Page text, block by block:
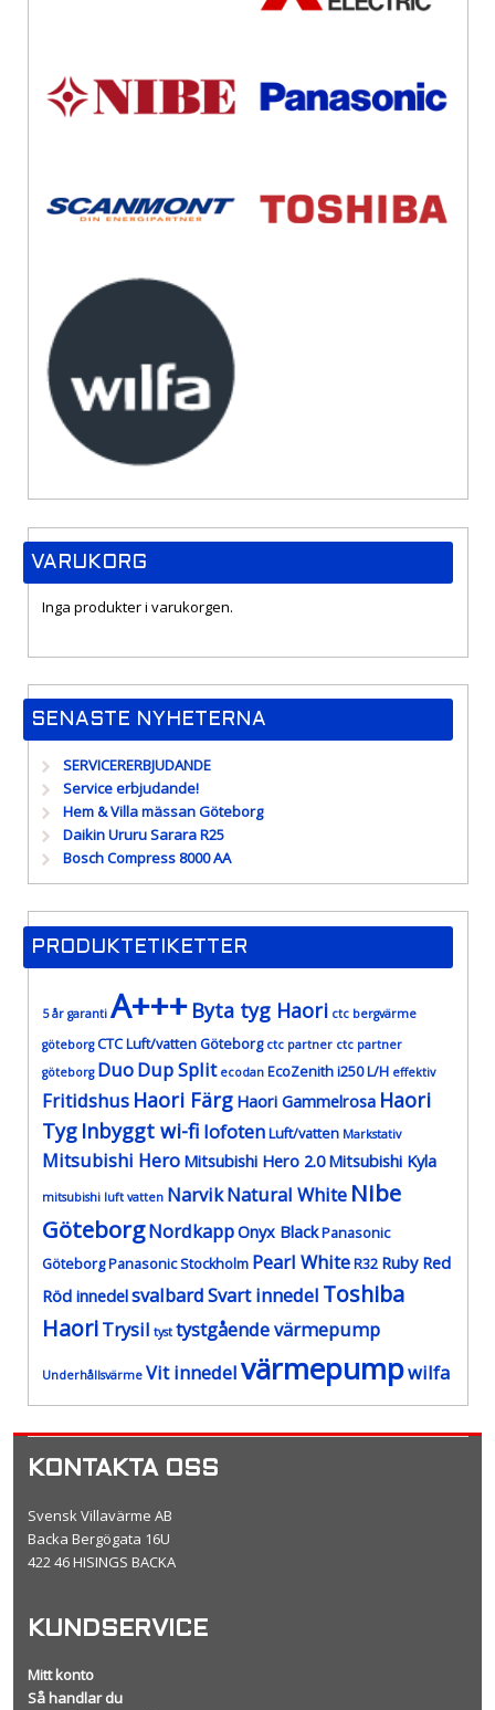
VARUKORG
Inga produkter i varukorgen.
SENASTE NYHETERNA
SERVICERERBJUDANDE
Service erbjudande!
Hem & Villa mässan Göteborg
Daikin Ururu Sarara R25
Bosch Compress 8000 AA
PRODUKTETIKETTER
5 år garanti A+++ Byta tyg Haori ctc bergvärme
göteborg CTC Luft/vatten Göteborg ctc partner ctc partner
göteborg DuoDup Split ecodan EcoZenith i250 L/H effektiv
Fritidshus Haori Färg Haori Gammelrosa Haori
Tyg Inbyggt wi-fi lofotenLuft/vatten Markstativ
Mitsubishi Hero Mitsubishi Hero 2.0 Mitsubishi Kyla
mitsubishi luft vatten NarvikNatural White Nibe
GöteborgNordkappOnyx BlackPanasonic
GöteborgPanasonic Stockholm Pearl WhiteR32 Ruby Red
Röd innedelsvalbardSvart innedel Toshiba
HaoriTrysil tyst tystgående värmepump
Underhållsvärme Vit innedelvärmepumpwilfa
KONTAKTA OSS
Svensk Villavärme AB
Backa Bergögata 16U
422 46 HISINGS BACKA
KUNDSERVICE
Mitt konto
Så handlar du